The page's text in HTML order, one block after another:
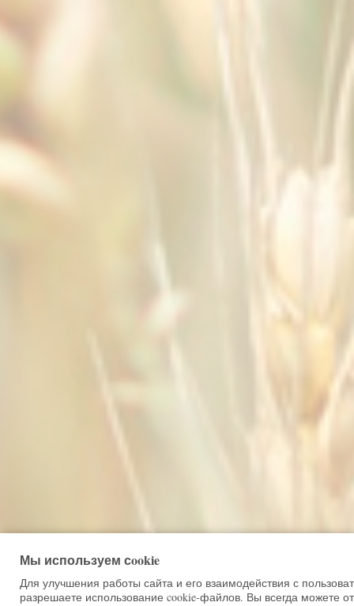
Мы используем сookie
Для улучшения работы сайта и его взаимодействия с
разрешаете использование cookie-файлов. Вы всегда можете